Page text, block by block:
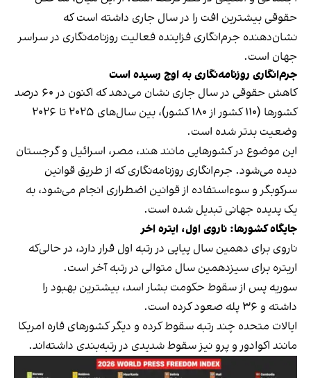
حقوقی بیشترین افت را در سال جاری داشته است که
نشان‌دهنده جرم‌انگاری فزاینده فعالیت روزنامه‌نگاری در سراسر
جهان است.
جرم‌انگاری روزنامه‌نگاری به اوج رسیده است
کاهش حقوقی در سال جاری نشان می‌دهد که اکنون در ۶۰ درصد
کشورها (۱۱۰ کشور از ۱۸۰ کشور)، بین سال‌های ۲۰۲۵ تا ۲۰۲۶
وضعیت بدتر شده است.
این موضوع در کشورهایی مانند هند، مصر، اسرائیل و گرجستان
دیده می‌شود. جرم‌انگاری روزنامه‌نگاری که از طریق قوانین
سرکوبگر و سوءاستفاده از قوانین اضطراری انجام می‌شود، به
یک پدیده جهانی تبدیل شده است.
جایگاه کشورها: ناروی اول، ایتره اخر
ناروی برای دهمین سال پیاپی در رتبه اول قرار دارد، در حالی‌که
اریتره برای سیزدهمین سال متوالی در رتبه آخر است.
سوریه پس از سقوط حکومت بشار اسد، بیشترین بهبود را
داشته و ۳۶ پله صعود کرده است.
ایالات متحده چند رتبه سقوط کرده و دیگر کشورهای قاره امریکا
مانند اکوادور و پرو نیز سقوط شدیدی در رتبه‌بندی داشته‌اند.